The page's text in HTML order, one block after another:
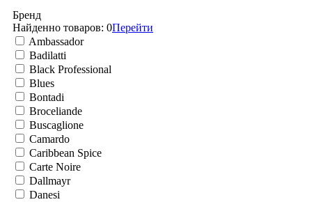
Бренд
Найденно товаров: 0Перейти
Ambassador
Badilatti
Black Professional
Blues
Bontadi
Broceliande
Buscaglione
Camardo
Caribbean Spice
Carte Noire
Dallmayr
Danesi